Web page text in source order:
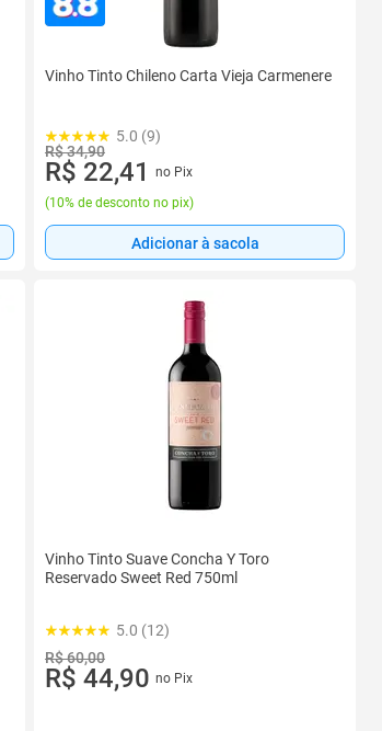
Vinho Tinto Chileno Carta Vieja Carmenere
5.0 (9)
R$ 34,90
R$ 22,41
no Pix
(10% de desconto no pix)
Adicionar à sacola
Vinho Tinto Suave Concha Y Toro
Reservado Sweet Red 750ml
5.0 (12)
R$ 60,00
R$ 44,90 no Pix